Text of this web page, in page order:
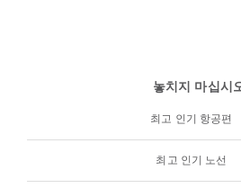
놓치지 마십시
최고 인기 항공편
최고 인기 노선